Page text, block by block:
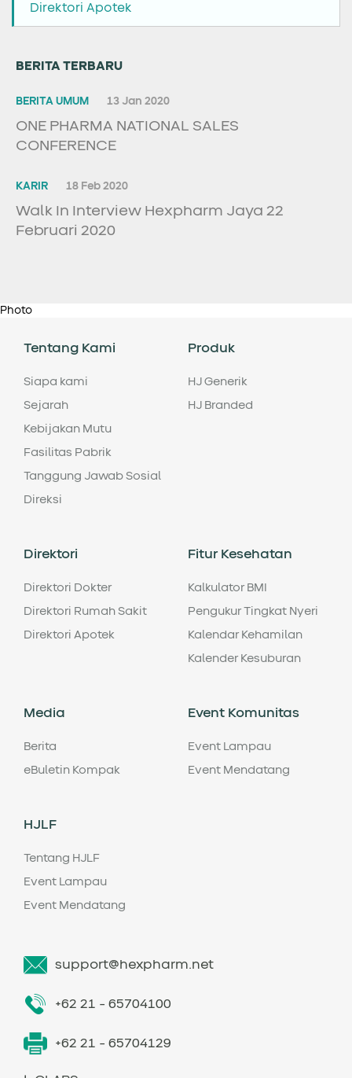
Direktori Apotek
BERITA TERBARU
BERITA UMUM 13 Jan 2020
ONE PHARMA NATIONAL SALES
CONFERENCE
KARIR 18 Feb 2020
Walk In Interview Hexpharm Jaya 22
Februari 2020
Photo
Tentang Kami
Siapa kami
Sejarah
Kebijakan Mutu
Fasilitas Pabrik
Tanggung Jawab Sosial
Direksi
Produk
HJ Generik
HJ Branded
Direktori
Direktori Dokter
Direktori Rumah Sakit
Direktori Apotek
Fitur Kesehatan
Kalkulator BMI
Pengukur Tingkat Nyeri
Kalendar Kehamilan
Kalender Kesuburan
Media
Berita
eBuletin Kompak
Event Komunitas
Event Lampau
Event Mendatang
HJLF
Tentang HJLF
Event Lampau
Event Mendatang
support@hexpharm.net
+62 21 - 65704100
+62 21 - 65704129